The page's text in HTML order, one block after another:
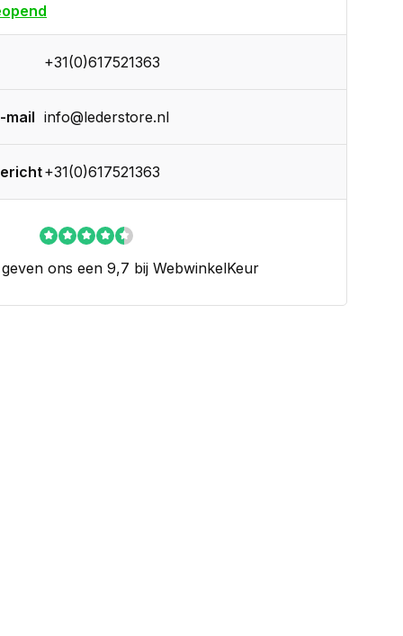
+31(0)617521363
mail info@lederstore.nl
+31(0)617521363
ons een 9,7 bij WebwinkelKeur